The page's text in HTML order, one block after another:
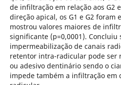
de infiltração em relação aos G2
direção apical, os G1 e G2 foram
mostrou valores maiores de
significante (p=0,0001). Concluiu
impermeabilização de canais
retentor intra-radicular pode ser
ou adesivo dentinário sendo o
impede também a infiltração em